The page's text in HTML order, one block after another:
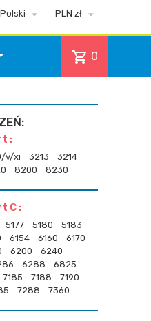
Polski  PLN zł 
shopping_cart 0
:
v/xi 3213
3214
8200
8230
C :
5177 5180
5183
6154 6160
6170
6200
6240
6288
6825
7185 7188
7190
7288
7360